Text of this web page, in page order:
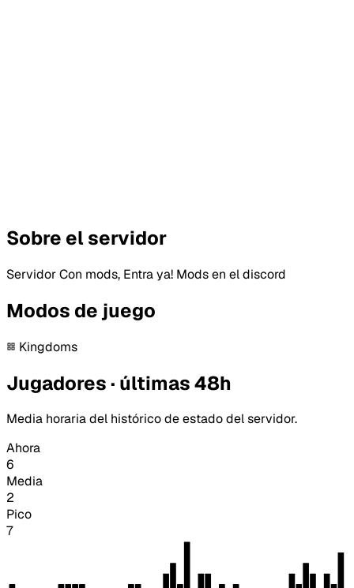
Sobre el servidor
Servidor Con mods, Entra ya! Mods en el discord
Modos de juego
Kingdoms
Jugadores · últimas 48h
Media horaria del histórico de estado del servidor.
Ahora
6
Media
2
Pico
7